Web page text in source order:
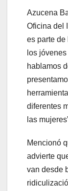
Azucena
Oficina del
es parte de
los
hablamos
diferentes
las
Mencionó
advierte
van desde